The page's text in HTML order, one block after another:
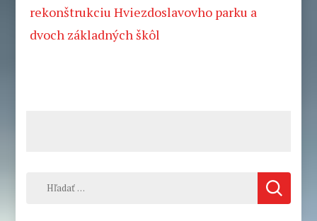
rekonštrukciu Hviezdoslavovho parku a
dvoch základných škôl
Hľadať: